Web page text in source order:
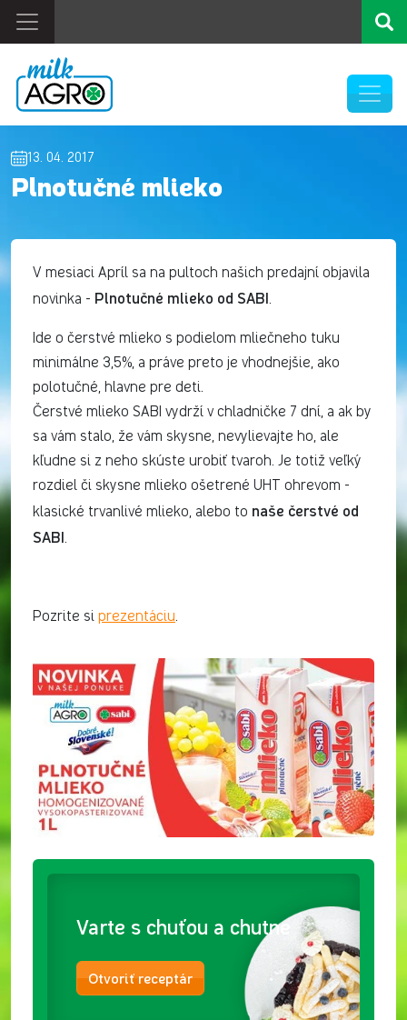
13. 04. 2017
Plnotučné mlieko
V mesiaci Apríl sa na pultoch našich predajní objavila
novinka - Plnotučné mlieko od SABI.
Ide o čerstvé mlieko s podielom mliečneho tuku
minimálne 3,5%, a práve preto je vhodnejšie, ako
polotučné, hlavne pre deti.
Čerstvé mlieko SABI vydrží v chladničke 7 dní, a ak by
sa vám stalo, že vám skysne, nevylievajte ho, ale
kľudne si z neho skúste urobiť tvaroh. Je totiž veľký
rozdiel či skysne mlieko ošetrené UHT ohrevom -
klasické trvanlivé mlieko, alebo to naše čerstvé od
SABI.
Pozrite si prezentáciu.
Varte s chuťou a chutne
Otvoriť receptár